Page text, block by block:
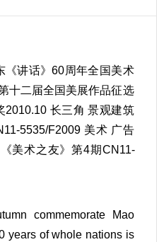
《讲话》60周年全国美术
十二届全国美展作品征选
2010.10 长三角 景观建筑
5535/F2009 美术 广告
美术之友》第4期CN11-
commemorate Mao
years of whole nations is